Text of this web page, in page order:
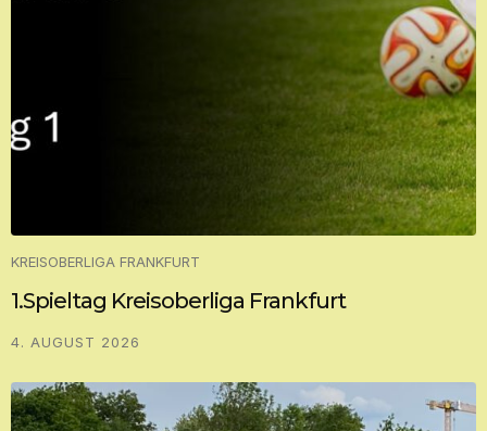
KREISOBERLIGA FRANKFURT
1.Spieltag Kreisoberliga Frankfurt
4. AUGUST 2026